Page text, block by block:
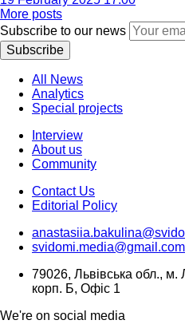
More posts
Subscribe to our news
Subscribe
All News
Analytics
Special projects
Interview
About us
Community
Contact Us
Editorial Policy
svidomi.media@gmail.com
79026, Львівська обл., м.
корп. Б, Офіс 1
We're on social media